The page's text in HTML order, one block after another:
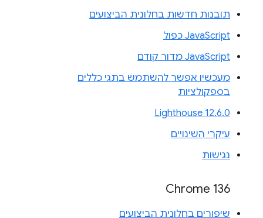
תובנות חדשות בחלונית הביצועים
JavaScript כפול
JavaScript מדור קודם
מעכשיו אפשר להשתמש בתגי כללים
בספקולציות
Lighthouse 12.6.0
עיקרי השינויים
נגישות
Chrome 136
שיפורים בחלונית הביצועים